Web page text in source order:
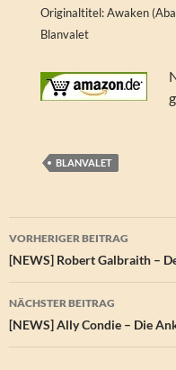
Originaltitel: Awaken
Blanvalet
BLANVALET
VORHERIGER BEITRAG
[NEWS] Robert Galbraith –
NÄCHSTER BEITRAG
[NEWS] Ally Condie – Die